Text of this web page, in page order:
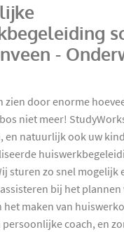
-
zien door enorme
niet meer!
en natuurlijk ook uw
sturen zo snel mogelijk
bij het plannen
het maken van
persoonlijke coach, en